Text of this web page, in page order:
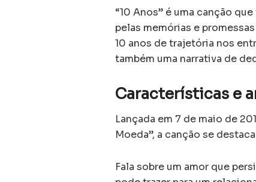
“10 Anos” é uma canção
pelas memórias e
10 anos de trajetória nos
também uma narrativa de
Características e
Lançada em 7 de maio de
Moeda”, a canção se
Fala sobre um amor que